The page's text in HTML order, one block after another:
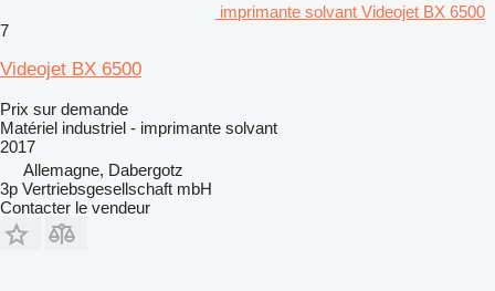
imprimante solvant Videojet BX 6500
7
Videojet BX 6500
Prix sur demande
Matériel industriel - imprimante solvant
2017
Allemagne, Dabergotz
3p Vertriebsgesellschaft mbH
Contacter le vendeur